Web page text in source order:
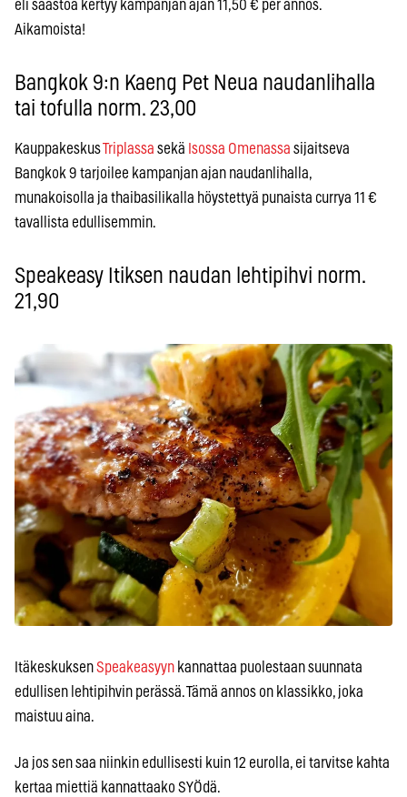
eli säästöä kertyy kampanjan ajan 11,50 € per annos.
Aikamoista!
Bangkok 9:n Kaeng Pet Neua naudanlihalla
tai tofulla norm. 23,00
KauppakeskusTriplassa sekä Isossa Omenassa sijaitseva
Bangkok 9 tarjoilee kampanjan ajan naudanlihalla,
munakoisolla ja thaibasilikalla höystettyä punaista currya 11 €
tavallista edullisemmin.
Speakeasy Itiksen naudan lehtipihvi norm.
21,90
ItäkeskuksenSpeakeasyyn kannattaa puolestaan suunnata
edullisen lehtipihvin perässä. Tämä annos on klassikko, joka
maistuu aina.
Ja jos sen saa niinkin edullisesti kuin 12 eurolla, ei tarvitse kahta
kertaa miettiä kannattaako SYÖdä.